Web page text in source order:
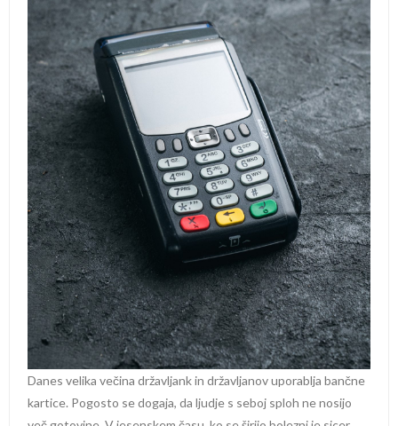
Danes velika večina državljank in državljanov uporablja bančne
kartice. Pogosto se dogaja, da ljudje s seboj sploh ne nosijo